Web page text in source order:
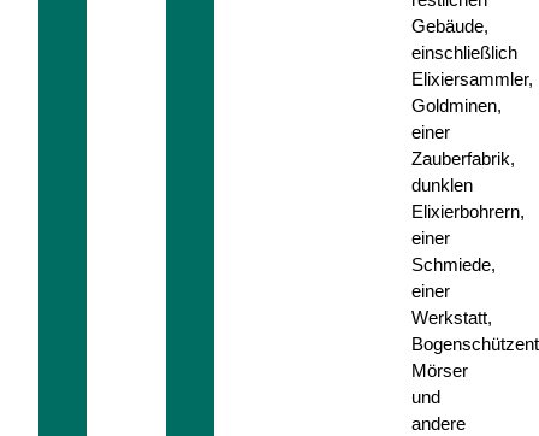
Gebäude,
einschließlich
Elixiersammler,
Goldminen,
einer
Zauberfabrik,
dunklen
Elixierbohrern,
einer
Schmiede,
einer
Werkstatt,
Mörser
und
andere